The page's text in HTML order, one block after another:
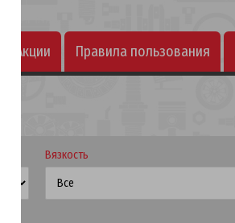
Акции Правила пользования
Вязкость